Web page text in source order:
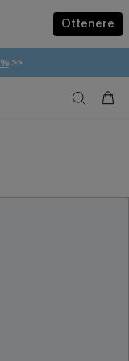
Ottenere
| ACQUISTA
>>
49€